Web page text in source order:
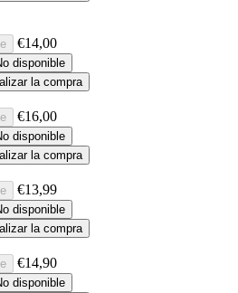
€14,00
disponible
la compra
€16,00
disponible
la compra
€13,99
disponible
la compra
€14,90
disponible